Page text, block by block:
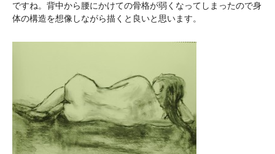
ですね。背中から腰にかけての骨格が弱くなってしまったので身
体の構造を想像しながら描くと良いと思います。